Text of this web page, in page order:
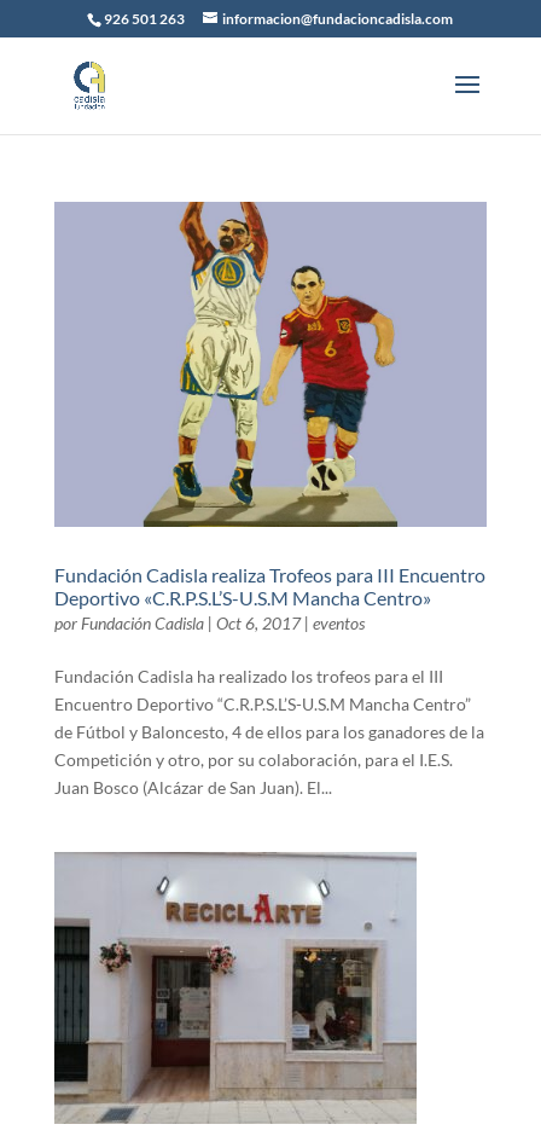
926 501 263 informacion@fundacioncadisla.com
Fundación Cadisla realiza Trofeos para III Encuentro
Deportivo «C.R.P.S.L’S-U.S.M Mancha Centro»
por Fundación Cadisla| Oct 6, 2017| eventos
Fundación Cadisla ha realizado los trofeos para el III
Encuentro Deportivo “C.R.P.S.L’S-U.S.M Mancha Centro”
de Fútbol y Baloncesto, 4 de ellos para los ganadores de la
Competición y otro, por su colaboración, para el I.E.S.
Juan Bosco (Alcázar de San Juan). El...